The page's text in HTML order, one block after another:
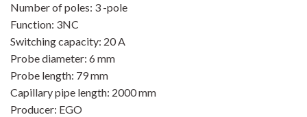
Number of poles: 3 -pole
Function: 3NC
Switching capacity: 20 A
Probe diameter: 6 mm
Probe length: 79 mm
Capillary pipe length: 2000 mm
Producer: EGO